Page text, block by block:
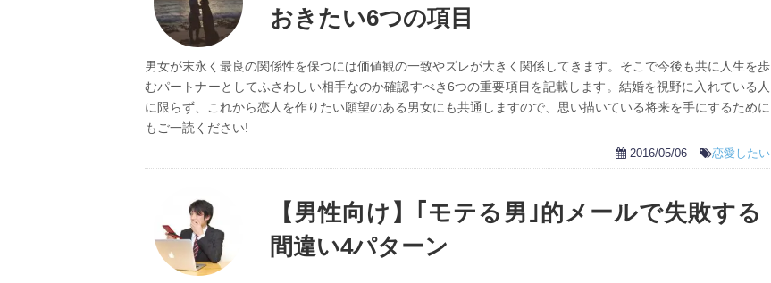
おきたい6つの項目
男女が末永く最良の関係性を保つには価値観の一致やズレが大きく関係してきます。そこで今後も共に人生を歩
むパートナーとしてふさわしい相手なのか確認すべき6つの重要項目を記載します。結婚を視野に入れている人
に限らず、これから恋人を作りたい願望のある男女にも共通しますので、思い描いている将来を手にするために
もご一読ください!
2016/05/06 恋愛したい
【男性向け】｢モテる男｣的メールで失敗する
間違い4パターン